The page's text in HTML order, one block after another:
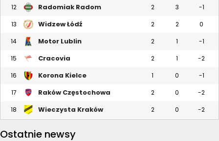
12 Radomiak Radom 2 3 -1
13 Widzew Łódź 2 2 0
14 Motor Lublin 2 1 -1
15 Cracovia 2 1 -2
16 Korona Kielce 1 0 -1
17 Raków Częstochowa 2 0 -2
18 Wieczysta Kraków 2 0 -2
Ostatnie newsy